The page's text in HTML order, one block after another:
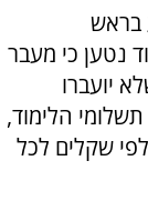
בראש
נטען כי מעבר
יועברו
הלימוד,
שקלים לכל